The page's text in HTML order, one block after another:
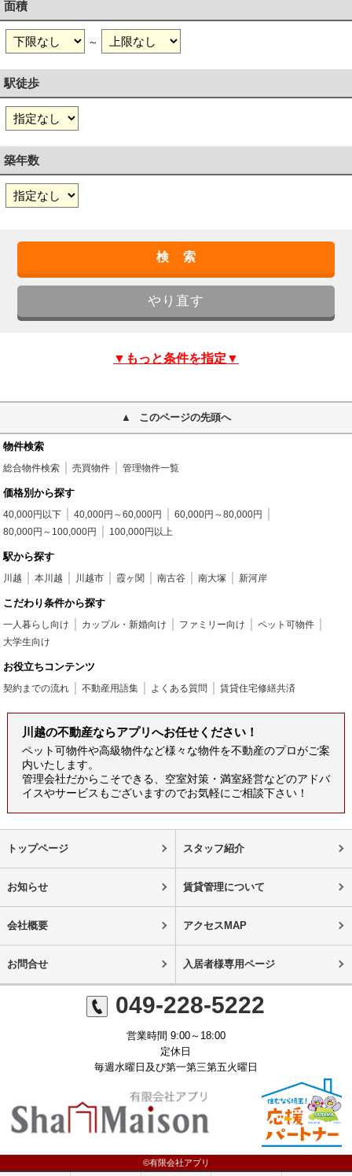
面積
～
駅徒歩
築年数
▼もっと条件を指定▼
このページの先頭へ
物件検索
総合物件検索 売買物件 管理物件一覧
価格別から探す
40,000円以下 40,000円～60,000円
60,000円～80,000円
80,000円～100,000円
100,000円以上
駅から探す
川越 本川越 川越市 霞ヶ関 南古谷 南大塚 新河岸
こだわり条件から探す
一人暮らし向け カップル・新婚向け ファミリー向け
ペット可物件
大学生向け
お役立ちコンテンツ
契約までの流れ 不動産用語集 よくある質問 賃貸住宅修繕共済
川越の不動産ならアプリへお任せください！
ペット可物件や高級物件など様々な物件を不動産のプロがご案
内いたします。
管理会社だからこそできる、空室対策・満室経営などのアドバ
イスやサービスもございますのでお気軽にご相談下さい！
トップページ スタッフ紹介
お知らせ 賃貸管理について
会社概要 アクセスMAP
お問合せ 入居者様専用ページ
049-228-5222
営業時間 9:00～18:00
定休日
毎週水曜日及び第一第三第五火曜日
©有限会社アプリ